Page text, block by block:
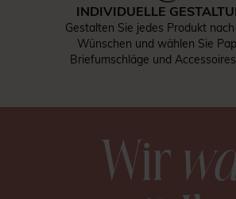
INDIVIDUELLE
Gestalten Sie jedes Produkt
Wünschen und wählen Sie
Briefumschläge und
Wir